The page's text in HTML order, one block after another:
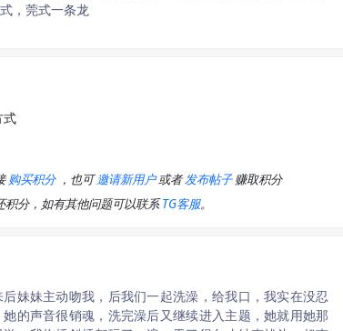
，莞式一条龙
式
购买积分 ，也可邀请新用户或者发布帖子赚取积分
分，如有其他问题可以联系TG客服。
妹妹主动吻我，后我们一起洗澡，给我口，我实在没忍
的声音很销魂，洗完澡后又继续进入主题，她就用她那